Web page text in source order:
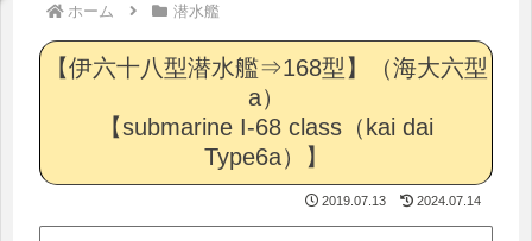
ホーム 潜水艦
【伊六十八型潜水艦⇒168型】（海大六型
a）
【submarine I-68 class（kai dai
Type6a）】
2019.07.13 2024.07.14